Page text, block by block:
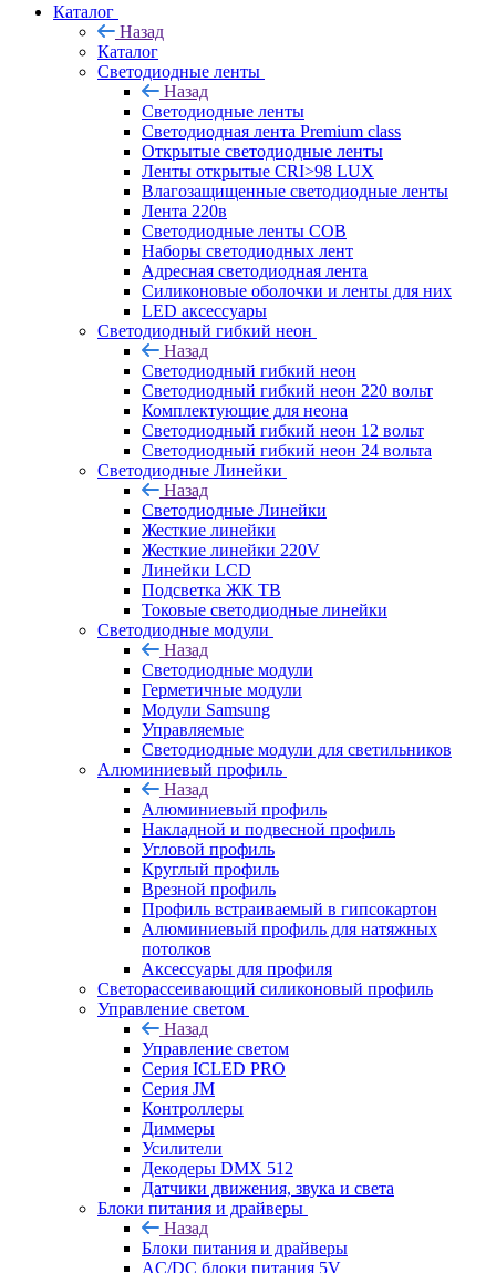
Каталог
Назад
Каталог
Светодиодные ленты
Назад
Светодиодные ленты
Светодиодная лента Premium class
Открытые светодиодные ленты
Ленты открытые CRI>98 LUX
Влагозащищенные светодиодные ленты
Лента 220в
Светодиодные ленты COB
Наборы светодиодных лент
Адресная светодиодная лента
Силиконовые оболочки и ленты для них
LED аксессуары
Светодиодный гибкий неон
Назад
Светодиодный гибкий неон
Светодиодный гибкий неон 220 вольт
Комплектующие для неона
Светодиодный гибкий неон 12 вольт
Светодиодный гибкий неон 24 вольта
Светодиодные Линейки
Назад
Светодиодные Линейки
Жесткие линейки
Жесткие линейки 220V
Линейки LCD
Подсветка ЖК ТВ
Токовые светодиодные линейки
Светодиодные модули
Назад
Светодиодные модули
Герметичные модули
Модули Samsung
Управляемые
Светодиодные модули для светильников
Алюминиевый профиль
Назад
Алюминиевый профиль
Накладной и подвесной профиль
Угловой профиль
Круглый профиль
Врезной профиль
Профиль встраиваемый в гипсокартон
Алюминиевый профиль для натяжных
потолков
Аксессуары для профиля
Светорассеивающий силиконовый профиль
Управление светом
Назад
Управление светом
Серия ICLED PRO
Серия JM
Контроллеры
Диммеры
Усилители
Декодеры DMX 512
Датчики движения, звука и света
Блоки питания и драйверы
Назад
Блоки питания и драйверы
AC/DC блоки питания 5V